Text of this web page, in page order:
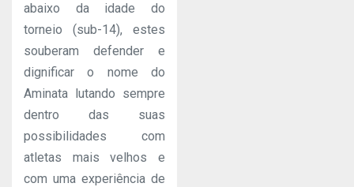
abaixo da idade do
torneio (sub-14), estes
souberam defender e
dignificar o nome do
Aminata lutando sempre
dentro das suas
possibilidades com
atletas mais velhos e
com uma experiência de